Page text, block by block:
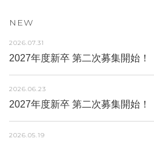
NEW
2026.07.31
2027年度新卒 第二次募集開始！
2026.06.23
2027年度新卒 第二次募集開始！
2026.05.19